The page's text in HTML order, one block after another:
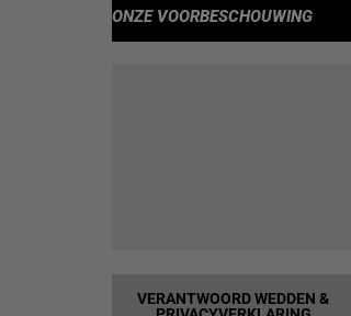
ONZE VOORBESCHOUWING
VERANTWOORD WEDDEN &